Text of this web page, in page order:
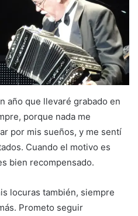
año que llevaré grabado en
porque nada me
por mis sueños, y me sentí
Cuando el motivo es
bien recompensado.
locuras también, siempre
Prometo seguir